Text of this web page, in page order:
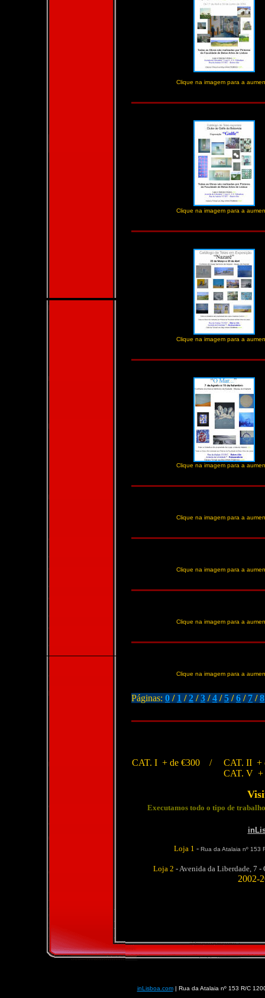
Clique na imagem para a
Clique na imagem para a
Clique na imagem para a
Clique na imagem para a
Clique na imagem para a
Clique na imagem para a
Clique na imagem para a
Clique na imagem para a
Páginas: 0 / 1 /2 /3 /4 /5 /6 / 7 /8
CAT. I + de €300
/ CAT. II +
CAT. V
Executamos todo o tipo de
Loja 1 - Rua da Atalaia nº 153
Loja 2 - Avenida da Liberdade, 7 -
2002-
inLisboa.com| Rua da Atalaia nº 153 R/C